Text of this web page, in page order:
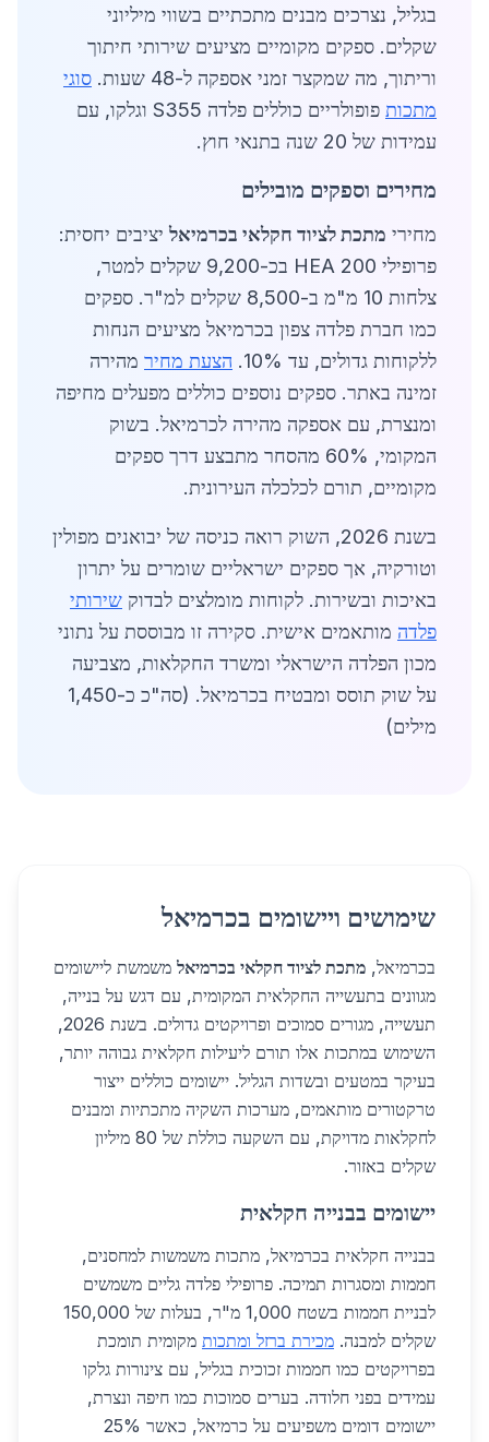
בגליל, נצרכים מבנים מתכתיים בשווי מיליוני
שקלים. ספקים מקומיים מציעים שירותי חיתוך
וריתוך, מה שמקצר זמני אספקה ל-48 שעות.
סוגי
מתכות
פופולריים כוללים פלדה S355 וגלקו, עם
עמידות של 20 שנה בתנאי חוץ.
מחירים וספקים מובילים
מחירי מתכת לציוד חקלאי בכרמיאליציבים יחסית:
פרופילי HEA 200 בכ-9,200 שקלים למטר,
צלחות 10 מ"מ ב-8,500 שקלים למ"ר. ספקים
כמו חברת פלדה צפון בכרמיאל מציעים הנחות
ללקוחות גדולים, עד 10%.
הצעת מחיר מהירה
זמינה באתר. ספקים נוספים כוללים מפעלים מחיפה
ומנצרת, עם אספקה מהירה לכרמיאל. בשוק
המקומי, 60% מהסחר מתבצע דרך ספקים
מקומיים, תורם לכלכלה העירונית.
בשנת 2026, השוק רואה כניסה של יבואנים מפולין
וטורקיה, אך ספקים ישראליים שומרים על יתרון
באיכות ובשירות. לקוחות מומלצים לבדוק שירותי
פלדה מותאמים אישית. סקירה זו מבוססת על נתוני
מכון הפלדה הישראלי ומשרד החקלאות, מצביעה
על שוק תוסס ומבטיח בכרמיאל. (סה"כ כ-1,450
מילים)
שימושים ויישומים בכרמיאל
בכרמיאל, מתכת לציוד חקלאי בכרמיאל משמשת ליישומים
מגוונים בתעשייה החקלאית המקומית, עם דגש על בנייה,
תעשייה, מגורים סמוכים ופרויקטים גדולים. בשנת 2026,
השימוש במתכות אלו תורם ליעילות חקלאית גבוהה יותר,
בעיקר במטעים ובשדות הגליל. יישומים כוללים ייצור
טרקטורים מותאמים, מערכות השקיה מתכתיות ומבנים
לחקלאות מדויקת, עם השקעה כוללת של 80 מיליון
שקלים באזור.
יישומים בבנייה חקלאית
בבנייה חקלאית בכרמיאל, מתכות משמשות למחסנים,
חממות ומסגרות תמיכה. פרופילי פלדה גליים משמשים
לבניית חממות בשטח 1,000 מ"ר, בעלות של 150,000
שקלים למבנה. מכירת ברזל ומתכות מקומית תומכת
בפרויקטים כמו חממות זכוכית בגליל, עם צינורות גלקו
עמידים בפני חלודה. בערים סמוכות כמו חיפה ונצרת,
יישומים דומים משפיעים על כרמיאל, כאשר 25%